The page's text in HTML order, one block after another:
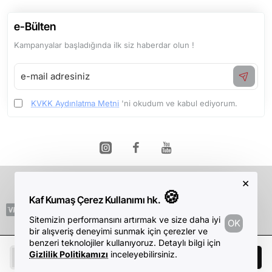
Kaf Kumaş Çerez Kullanımı hk. 🍪
Sitemizin performansını artırmak ve size daha iyi
bir alışveriş deneyimi sunmak için çerezler ve
benzeri teknolojiler kullanıyoruz. Detaylı bilgi için
Gizlilik Politikamızı inceleyebilirsiniz.
×
OK
Sepete Ekle
e-Bülten
Kampanyalar başladığında ilk siz haberdar olun !
e-
mail
adresiniz
KVKK Aydınlatma Metni 'ni okudum ve kabul ediyorum.